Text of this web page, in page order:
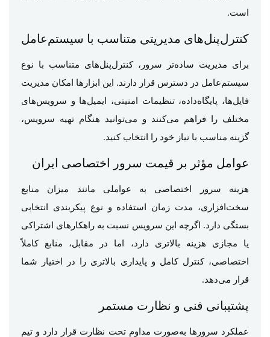
است.
کنترل‌پنل‌های مدیریتی متناسب با سیستم‌عامل
برای مدیریت ساده‌تر سرور، کنترل‌پنل‌های متناسب با نوع
سیستم‌عامل در دسترس قرار دارند. این ابزارها امکان مدیریت
فایل‌ها، پایگاه‌داده، تنظیمات امنیتی، ایمیل‌ها و سرویس‌های
مختلف را فراهم می‌کنند و می‌توانید هنگام تهیه سرویس،
گزینه مناسب با نیاز خود را انتخاب کنید.
عوامل مؤثر بر قیمت سرور اختصاصی ایران
هزینه سرور اختصاصی به عواملی مانند میزان منابع
سخت‌افزاری، مدت زمان استفاده و نوع پیکربندی انتخابی
بستگی دارد. اگرچه این سرویس نسبت به راهکارهای اشتراکی
یا مجازی هزینه بالاتری دارد، اما در مقابل، منابع کاملاً
اختصاصی، کنترل کامل و پایداری بالاتری را در اختیار شما
قرار می‌دهد.
پشتیبانی فنی و نظارت مستمر
عملکرد سرورها به‌صورت مداوم تحت نظارت قرار دارد و تیم